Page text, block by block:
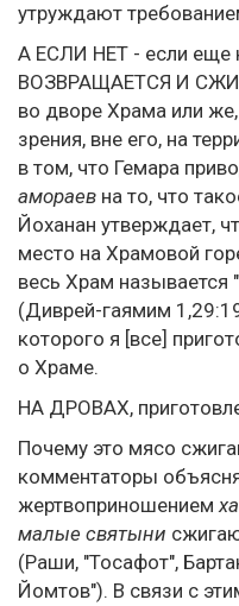
утруждают
А ЕСЛИ НЕТ - если еще
ВОЗВРАЩАЕТСЯ И
во дворе Храма или
зрения, вне его, на
в том, что Гемара
амораев на то, что
Йоханан утверждает,
место на Храмовой
весь Храм называется
(Диврей-гаямим
которого я [все]
о Храме.
НА ДРОВАХ,
Почему это мясо
комментаторы
жертвоприношением
малые святыни
(Раши, "Тосафот",
Йомтов"). В связи с